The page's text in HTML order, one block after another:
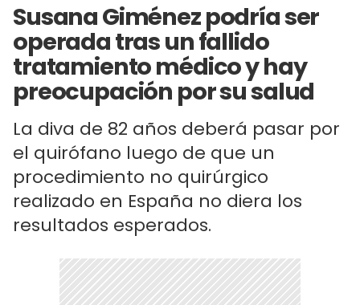
Susana Giménez podría ser
operada tras un fallido
tratamiento médico y hay
preocupación por su salud
La diva de 82 años deberá pasar por
el quirófano luego de que un
procedimiento no quirúrgico
realizado en España no diera los
resultados esperados.